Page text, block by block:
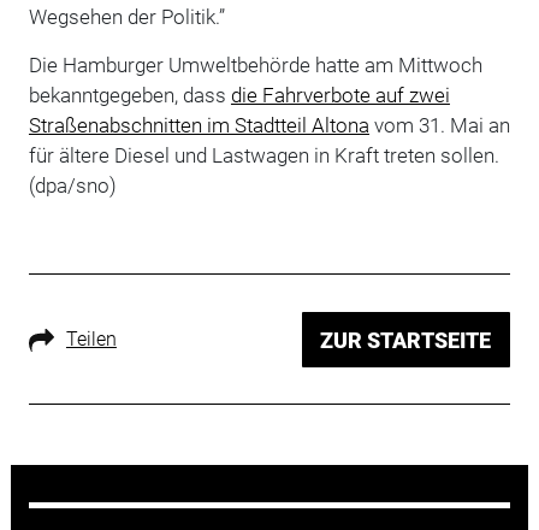
Wegsehen der Politik.”
Die Hamburger Umweltbehörde hatte am Mittwoch
bekanntgegeben, dass die Fahrverbote auf zwei
Straßenabschnitten im Stadtteil Altona vom 31. Mai an
für ältere Diesel und Lastwagen in Kraft treten sollen.
(dpa/sno)
Teilen ZUR STARTSEITE